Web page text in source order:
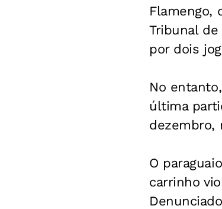
Flamengo,
Tribunal de
por dois
No
última
dezembro,
O
carrinho